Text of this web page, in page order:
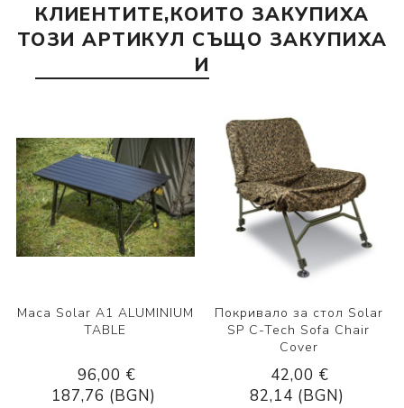
КЛИЕНТИТЕ,КОИТО ЗАКУПИХА
ТОЗИ АРТИКУЛ СЪЩО ЗАКУПИХА
И
Маса Solar A1 ALUMINIUM
TABLE
96,00 €
187,76 (BGN)
Покривало за стол Solar
SP C-Tech Sofa Chair
Cover
42,00 €
82,14 (BGN)